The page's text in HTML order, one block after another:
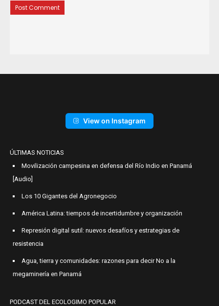
View on Instagram
ÚLTIMAS NOTICIAS
Movilización campesina en defensa del Río Indio en Panamá
[Audio]
Los 10 Gigantes del Agronegocio
América Latina: tiempos de incertidumbre y organización
Represión digital sutil: nuevos desafíos y estrategias de
resistencia
Agua, tierra y comunidades: razones para decir No a la
megaminería en Panamá
PODCAST DEL ECOLOGIMO POPULAR